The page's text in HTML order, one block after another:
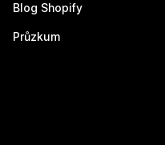
Blog Shopify
Průzkum